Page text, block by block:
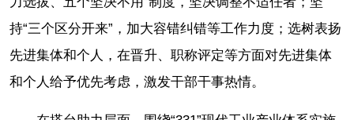
持“三个区分开来”，加大容错纠错等工作力度；选树表扬
先进集体和个人，在晋升、职称评定等方面对先进集体
和个人给予优先考虑，激发干部干事热情。